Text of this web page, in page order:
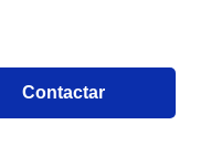
Contactar